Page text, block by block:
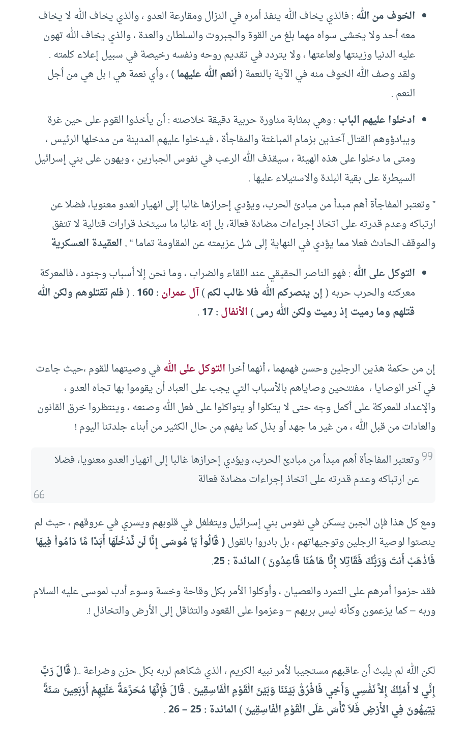
الخوف من الله: فالذي يخاف الله ينفذ أمره في النزال ومقارعة العدو ، والذي يخاف الله لا يخاف
معه أحد ولا يخشى سواه مهما بلغ من القوة والجبروت والسلطان والعدة ، والذي يخاف الله تهون
عليه الدنيا وزينتها ولعاعتها ، ولا يتردد في تقديم روحه ونفسه رخيصة في سبيل إعلاء كلمته .
ولقد وصف الله الخوف منه في الآية بالنعمة (أنعم الله عليهما) ، وأي نعمة هي ! بل هي من أجل
النعم .
ادخلوا عليهم الباب: وهي بمثابة مناورة حربية دقيقة خلاصته : أن يأخذوا القوم على حين غرة
ويبادؤوهم القتال آخذين بزمام المباغتة والمفاجأة ، فيدخلوا عليهم المدينة من مدخلها الرئيس ،
ومتى ما دخلوا على هذه الهيئة ، سيقذف الله الرعب في نفوس الجبارين ، ويهون على بني إسرائيل
السيطرة على بقية البلدة والاستيلاء عليها .
” وتعتبر المفاجأة أهم مبدأ من مبادئ الحرب، ويؤدي إحرازها غالبا إلى انهيار العدو معنويا، فضلا عن
ارتباكه وعدم قدرته على اتخاذ إجراءات مضادة فعالة، بل إنه غالبا ما سيتخذ قرارات قتالية لا تتفق
والموقف الحادث فعلا مما يؤدي في النهاية إلى شل عزيمته عن المقاومة تماما “.العقيدة العسكرية
التوكل على الله: فهو الناصر الحقيقي عند اللقاء والضراب ، وما نحن إلا أسباب وجنود ، فالمعركة
معركته والحرب حربه (إن ينصركم الله فلا غالب لكم)آل عمران: 160
. (فلم تقتلوهم ولكن الله
قتلهم وما رميت إذ رميت ولكن الله رمى)الأنفال: 17
.
إن من حكمة هذين الرجلين وحسن فهمهما ، أنهما أخراالتوكل على اللهفي وصيتهما للقوم ،حيث جاءت
في آخر الوصايا ، مفتتحين وصاياهم بالأسباب التي يجب على العباد أن يقوموا بها تجاه العدو ،
والإعداد للمعركة على أكمل وجه حتى لا يتكلوا أو يتواكلوا على فعل الله وصنعه ، وينتظروا خرق القانون
والعادات من قبل الله ، من غير ما جهد أو بذل كما يفهم من حال الكثير من أبناء جلدتنا اليوم !
وتعتبر المفاجأة أهم مبدأ من مبادئ الحرب، ويؤدي إحرازها غالبا إلى انهيار العدو معنويا، فضلا
عن ارتباكه وعدم قدرته على اتخاذ إجراءات مضادة فعالة
ومع كل هذا فإن الجبن يسكن في نفوس بني إسرائيل ويتغلغل في قلوبهم ويسري في عروقهم ، حيث لم
ينصتوا لوصية الرجلين وتوجيهاتهم ، بل بادروا بالقول( قَالُواْ يَا مُوسَى إِنَّا لَن نَّدْخُلَهَا أَبَدًا مَّا دَامُواْ فِيهَا
فَاذْهَبْ أَنتَ وَرَبُّكَ فَقَاتِلا إِنَّا هَاهُنَا قَاعِدُونَ)المائدة : 25
.
فقد حزموا أمرهم على التمرد والعصيان ، وأوكلوا الأمر بكل وقاحة وخسة وسوء أدب لموسى عليه السلام
وربه – كما يزعمون وكأنه ليس بربهم – وعزموا على القعود والتثاقل إلى الأرض والتخاذل !.
لكن الله لم يلبث أن عاقبهم مستجيبا لأمر نبيه الكريم ، الذي شكاهم لربه بكل حزن وضراعة ..(قَالَ رَبِّ
إِنِّي لا أَمْلِكُ إِلاَّ نَفْسِي وَأَخِي فَافْرُقْ بَيْنَنَا وَبَيْنَ الْقَوْمِ الْفَاسِقِينَ . قَالَ فَإِنَّهَا مُحَرَّمَةٌ عَلَيْهِمْ أَرْبَعِينَ سَنَةً
يَتِيهُونَ فِي الأَرْضِ فَلاَ تَأْسَ عَلَى الْقَوْمِ الْفَاسِقِينَ)المائدة : 25 – 26 .